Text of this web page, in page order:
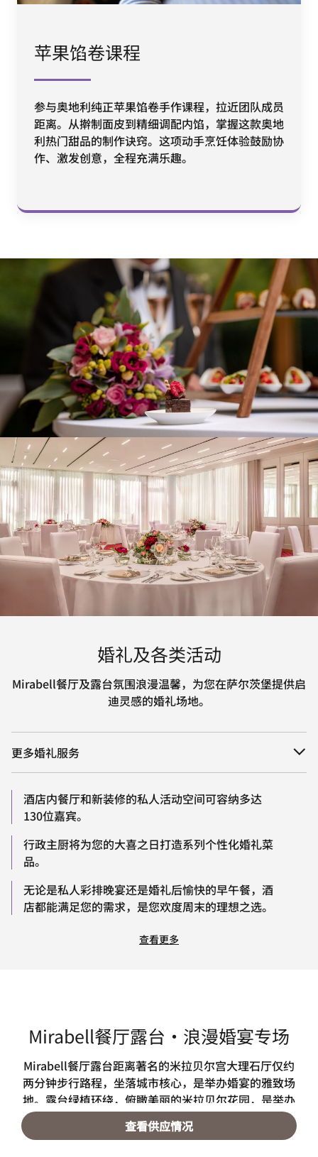
查看供应情况
苹果馅卷课程
参与奥地利纯正苹果馅卷手作课程，拉近团队成员
距离。从擀制面皮到精细调配内馅，掌握这款奥地
利热门甜品的制作诀窍。这项动手烹饪体验鼓励协
作、激发创意，全程充满乐趣。
婚礼及各类活动
Mirabell餐厅及露台氛围浪漫温馨，为您在萨尔茨堡提供启
迪灵感的婚礼场地。
更多婚礼服务
酒店内餐厅和新装修的私人活动空间可容纳多达
130位嘉宾。
行政主厨将为您的大喜之日打造系列个性化婚礼菜
品。
无论是私人彩排晚宴还是婚礼后愉快的早午餐，酒
店都能满足您的需求，是您欢度周末的理想之选。
查看更多
Mirabell餐厅露台・浪漫婚宴专场
Mirabell餐厅露台距离著名的米拉贝尔宫大理石厅仅约
两分钟步行路程，坐落城市核心，是举办婚宴的雅致场
地。露台绿植环绕，俯瞰美丽的米拉贝尔花园，是举办
时尚庆典、鸡尾酒会和私人聚会的理想之选。 从时令
菜单与创意餐饮理念，到顺畅的活动协调，我们经验丰